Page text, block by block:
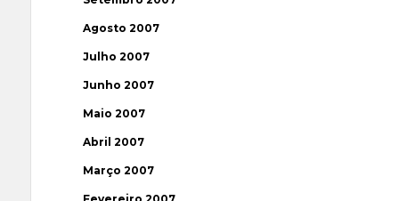
Agosto 2007
Julho 2007
Junho 2007
Maio 2007
Abril 2007
Março 2007